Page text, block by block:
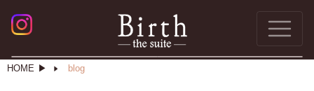
HOME blog